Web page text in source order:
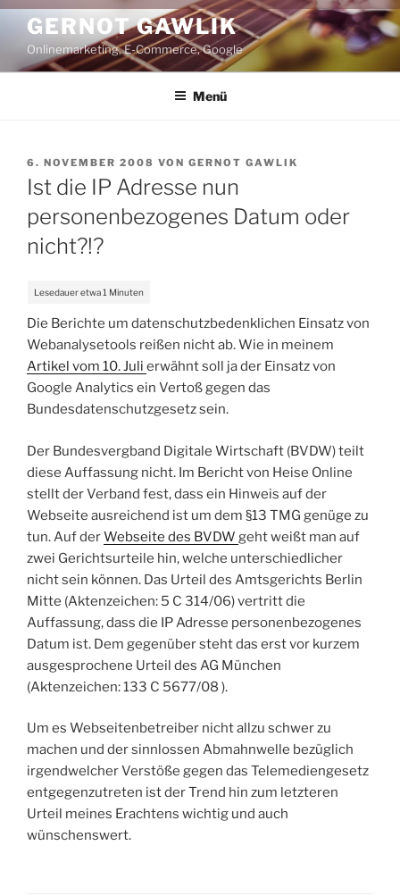
Zum
Inhalt
springen
GERNOT GAWLIK
Onlinemarketing, E-Commerce, Google
Menü
VERÖFFENTLICHT
AM
6. NOVEMBER 2008 VON GERNOT GAWLIK
Ist die IP Adresse nun
personenbezogenes Datum oder
nicht?!?
Die Berichte um datenschutzbedenklichen Einsatz von
Webanalysetools reißen nicht ab. Wie in meinem
Artikel vom 10. Juli erwähnt soll ja der Einsatz von
Google Analytics ein Vertoß gegen das
Bundesdatenschutzgesetz sein.
Der Bundesvergband Digitale Wirtschaft (BVDW) teilt
diese Auffassung nicht. Im Bericht von Heise Online
stellt der Verband fest, dass ein Hinweis auf der
Webseite ausreichend ist um dem §13 TMG genüge zu
tun. Auf derWebseite des BVDW geht weißt man auf
zwei Gerichtsurteile hin, welche unterschiedlicher
nicht sein können. Das Urteil des Amtsgerichts Berlin
Mitte (Aktenzeichen: 5 C 314/06) vertritt die
Auffassung, dass die IP Adresse personenbezogenes
Datum ist. Dem gegenüber steht das erst vor kurzem
ausgesprochene Urteil des AG München
(Aktenzeichen: 133 C 5677/08 ).
Um es Webseitenbetreiber nicht allzu schwer zu
machen und der sinnlossen Abmahnwelle bezüglich
irgendwelcher Verstöße gegen das Telemediengesetz
entgegenzutreten ist der Trend hin zum letzteren
Urteil meines Erachtens wichtig und auch
wünschenswert.